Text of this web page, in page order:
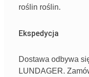
roślin roślin.
Ekspedycja
Dostawa odbywa
LUNDAGER.